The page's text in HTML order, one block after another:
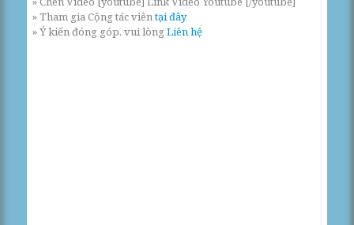
» Tham gia Cộng tác viêntại đây
» Ý kiến đóng góp, vui lòngLiên hệ